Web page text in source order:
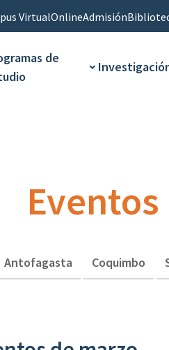
VirtualOnlineAdmisión
de
Eventos
Antofagasta Coquimbo